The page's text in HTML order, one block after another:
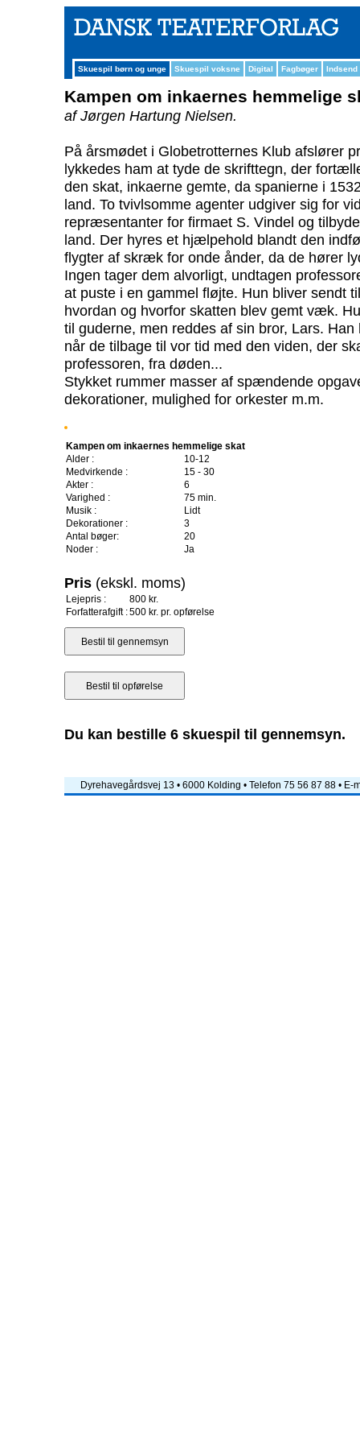
Skuespil børn og unge Skuespil voksne Digital Fagbøger Indsend
Kampen om inkaernes hemmelige
af Jørgen Hartung Nielsen.
På årsmødet i Globetrotternes Klub afslører
lykkedes ham at tyde de skrifttegn, der
den skat, inkaerne gemte, da spanierne i
land. To tvivlsomme agenter udgiver sig for
repræsentanter for firmaet S. Vindel og
land. Der hyres et hjælpehold blandt den
flygter af skræk for onde ånder, da de hører
Ingen tager dem alvorligt, undtagen
at puste i en gammel fløjte. Hun bliver sendt
hvordan og hvorfor skatten blev gemt væk.
til guderne, men reddes af sin bror, Lars.
når de tilbage til vor tid med den viden, der
professoren, fra døden...
Stykket rummer masser af spændende
dekorationer, mulighed for orkester m.m.
Kampen om inkaernes hemmelige skat
Alder :
10-12
Medvirkende :
15 - 30
Akter :
6
Varighed :
75 min.
Musik :
Lidt
Dekorationer :
3
Antal bøger:
20
Noder :
Ja
Pris (ekskl. moms)
Lejepris :
800 kr.
Forfatterafgift :500 kr. pr. opførelse
Du kan bestille 6 skuespil til gennemsyn.
Dyrehavegårdsvej 13 • 6000 Kolding • Telefon 75 56 87 88 • E-